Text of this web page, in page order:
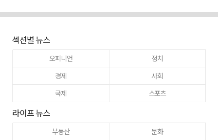
섹션별 뉴스
오피니언
정치
경제
사회
국제
스포츠
라이프 뉴스
부동산 문화